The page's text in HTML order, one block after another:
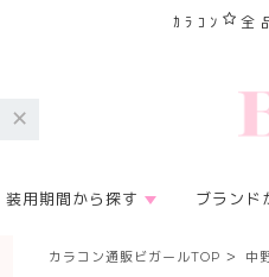
ｶﾗｺﾝ 全
装用期間から探す ブランド
カラコン通販ビガールTOP 中